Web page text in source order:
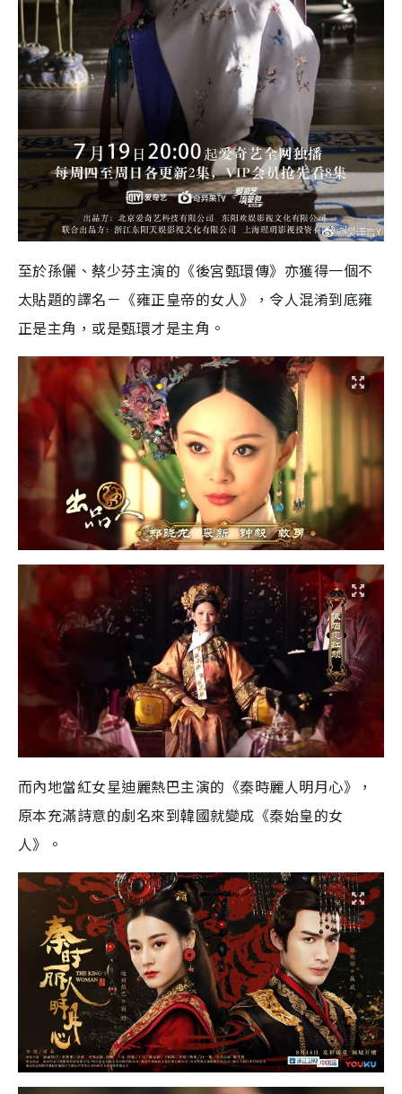
至於孫儷、蔡少芬主演的《後宮甄環傳》亦獲得一個不
太貼題的譯名－《雍正皇帝的女人》，令人混淆到底雍
正是主角，或是甄環才是主角。
而內地當紅女星迪麗熱巴主演的《秦時麗人明月心》，
原本充滿詩意的劇名來到韓國就變成《秦始皇的女
人》。